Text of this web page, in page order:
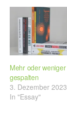
Mehr oder weniger
gespalten
3. Dezember 2023
In "Essay"